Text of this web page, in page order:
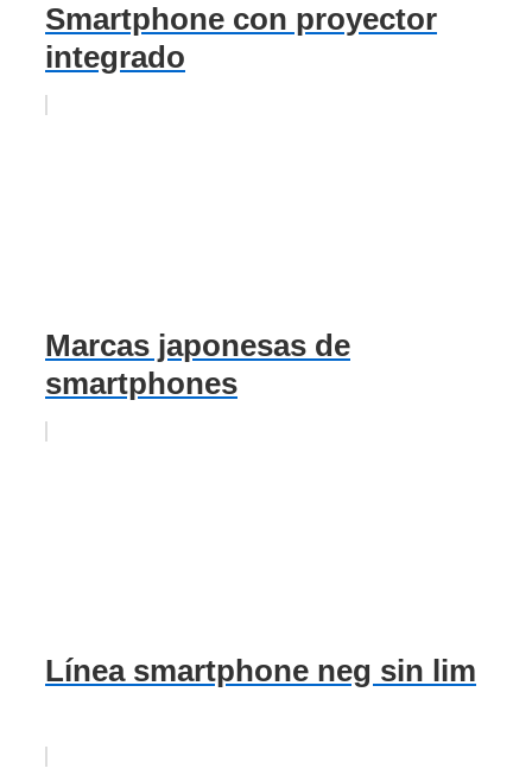
Smartphone con proyector
integrado
Marcas japonesas de
smartphones
Línea smartphone neg sin lim